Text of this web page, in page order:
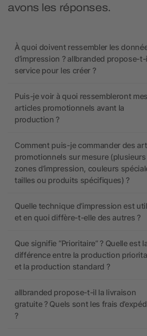
avons les réponses.
À quoi doivent ressembler les
d’impression ? allbranded propose-
service pour les créer ?
Puis-je voir à quoi ressembleront mes
articles promotionnels avant la
production ?
Comment puis-je commander des
promotionnels sur mesure (plusieurs
zones d’impression, couleurs
tailles ou produits spécifiques) ?
Quelle technique d’impression est
et en quoi diffère-t-elle des autres ?
Que signifie “Prioritaire” ? Quelle est
différence entre la production
et la production standard ?
allbranded propose-t-il la livraison
gratuite ? Quels sont les frais
?